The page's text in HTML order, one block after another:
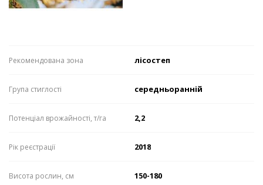
Рекомендована зона лісостеп
Група стиглості середньоранній
Потенціал врожайності, т/га 2,2
Рік реєстрації 2018
Висота рослин, см 150-180